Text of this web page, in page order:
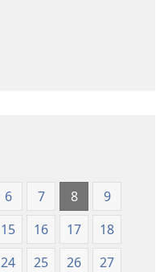
(revidirano
izdanje
iz
2019)
(revidirano
izdanje
iz
2019)
6 7 8
9
15 16 17
18
24 25 26
27